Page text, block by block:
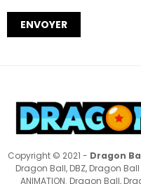
Copyright © 2021 - Dragon
Dragon Ball, DBZ, Dragon Ball
ANIMATION. Dragon Ball,